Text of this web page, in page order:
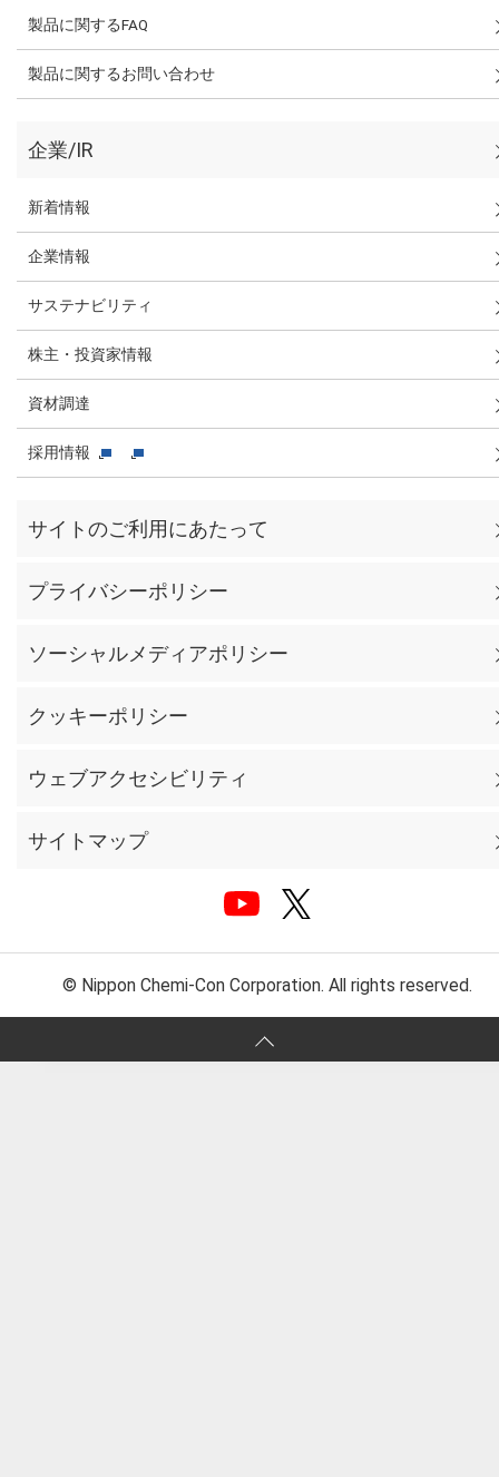
製品に関するFAQ
製品に関するお問い合わせ
企業/IR
新着情報
企業情報
サステナビリティ
株主・投資家情報
資材調達
採用情報
サイトのご利用にあたって
プライバシーポリシー
ソーシャルメディアポリシー
クッキーポリシー
ウェブアクセシビリティ
サイトマップ
© Nippon Chemi-Con Corporation. All rights reserved.